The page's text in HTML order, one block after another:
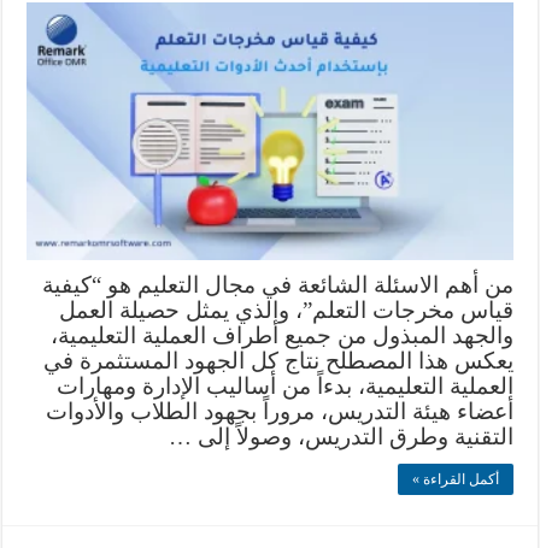
من أهم الاسئلة الشائعة في مجال التعليم هو “كيفية
قياس مخرجات التعلم”، والذي يمثل حصيلة العمل
والجهد المبذول من جميع أطراف العملية التعليمية،
يعكس هذا المصطلح نتاج كل الجهود المستثمرة في
العملية التعليمية، بدءاً من أساليب الإدارة ومهارات
أعضاء هيئة التدريس، مروراً بجهود الطلاب والأدوات
التقنية وطرق التدريس، وصولاً إلى …
أكمل القراءة »